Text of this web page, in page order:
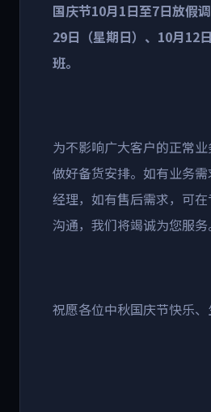
国庆节10月1日至7日放假
29日（星期日）、 10月12
班。
为不影响广大客户的正常
做好备货安排。如有业务
经理， 如有售后需求，可
沟通，我们将竭诚为您服务
祝愿各位中秋国庆节快乐、